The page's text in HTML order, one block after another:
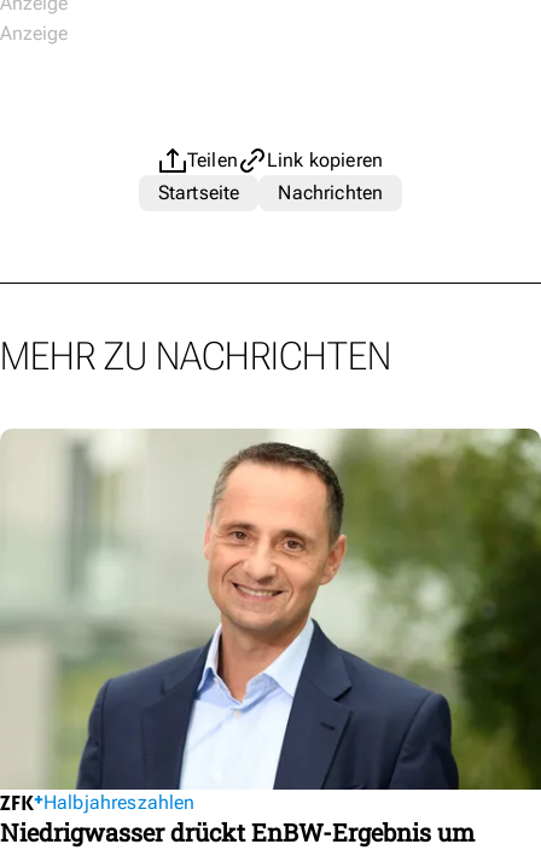
Teilen
Link kopieren
Startseite
Nachrichten
MEHR ZU NACHRICHTEN
Halbjahreszahlen
Niedrigwasser drückt EnBW-Ergebnis um